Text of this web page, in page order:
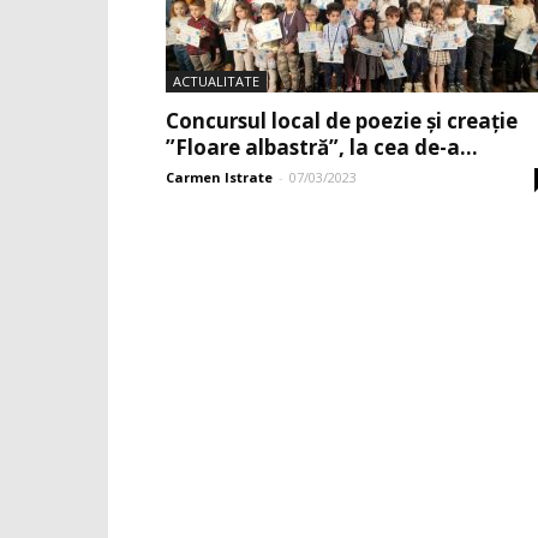
ACTUALITATE
Concursul local de poezie și creație
”Floare albastră”, la cea de-a...
Carmen Istrate - 07/03/2023